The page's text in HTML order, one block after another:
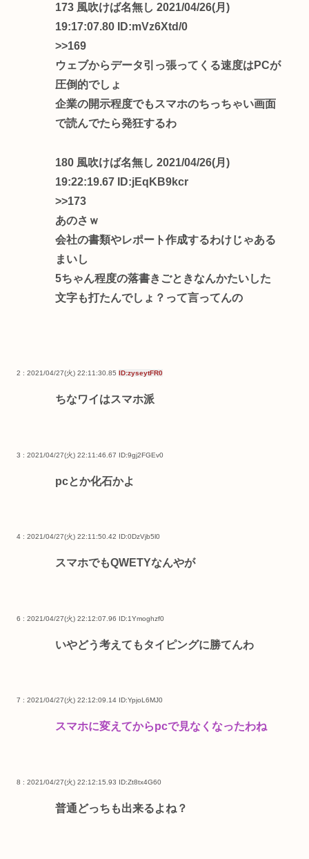
173 風吹けば名無し 2021/04/26(月)
19:17:07.80 ID:mVz6Xtd/0
>>169
ウェブからデータ引っ張ってくる速度はPCが
圧倒的でしょ
企業の開示程度でもスマホのちっちゃい画面
で読んでたら発狂するわ
180 風吹けば名無し 2021/04/26(月)
19:22:19.67 ID:jEqKB9kcr
>>173
あのさｗ
会社の書類やレポート作成するわけじゃある
まいし
5ちゃん程度の落書きごときなんかたいした
文字も打たんでしょ？って言ってんの
2 : 2021/04/27(火) 22:11:30.85 ID:zyseytFR0
ちなワイはスマホ派
3 : 2021/04/27(火) 22:11:46.67 ID:9gj2FGEv0
pcとか化石かよ
4 : 2021/04/27(火) 22:11:50.42 ID:0DzVjb5l0
スマホでもQWETYなんやが
6 : 2021/04/27(火) 22:12:07.96 ID:1Ymoghzf0
いやどう考えてもタイピングに勝てんわ
7 : 2021/04/27(火) 22:12:09.14 ID:YpjoL6MJ0
スマホに変えてからpcで見なくなったわね
8 : 2021/04/27(火) 22:12:15.93 ID:Zt8tx4G60
普通どっちも出来るよね？